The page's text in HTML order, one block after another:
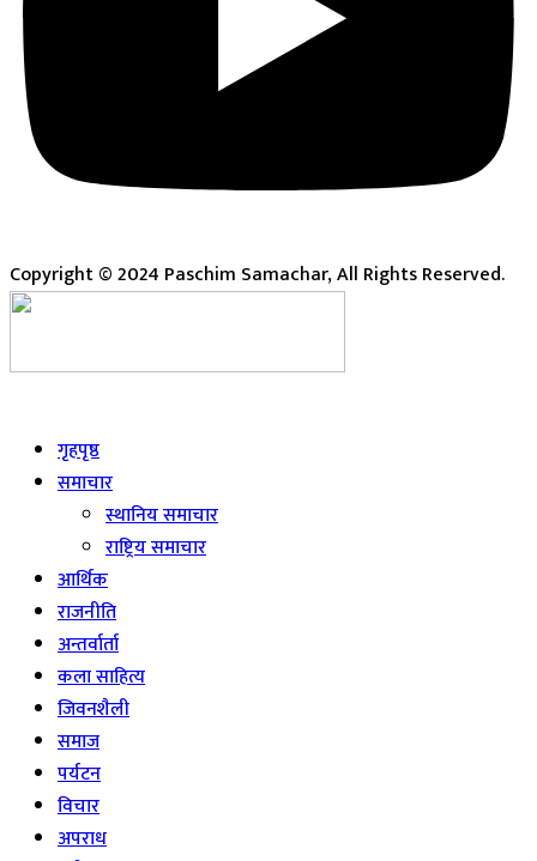
Copyright © 2024 Paschim Samachar, All Rights Reserved.
गृहपृष्ठ
समाचार
स्थानिय समाचार
राष्ट्रिय समाचार
आर्थिक
राजनीति
अन्तर्वार्ता
कला साहित्य
जिवनशैली
समाज
पर्यटन
विचार
अपराध